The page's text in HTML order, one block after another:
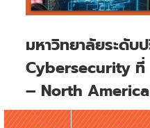
มหาวิทยาลัยระดับ
Cybersecurity
– North